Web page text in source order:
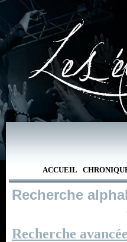
ACCUEIL
Recherche
Recherche avancée